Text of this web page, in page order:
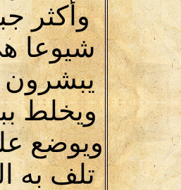
وأكثر
شيوعا
يبشرون
ويخلط
ويوضع
تلف به